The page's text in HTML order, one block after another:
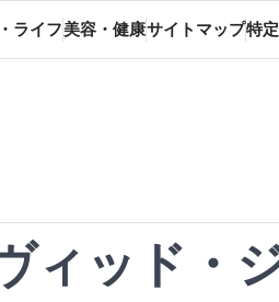
ライフ美容・健康サイトマップ特
ィッド・